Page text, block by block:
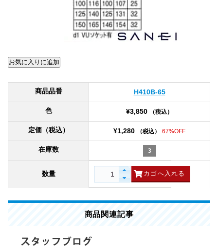
商品品番 H410B-65
色 ¥3,850 （税込）
定価（税込） ¥1,280 （税込） 67%OFF
在庫数 3
数量
商品関連記事